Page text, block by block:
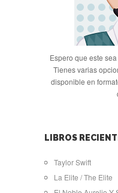
Espero que este
Tienes varias
disponible en
LIBROS
Taylor Swift
La Elite / The Elite